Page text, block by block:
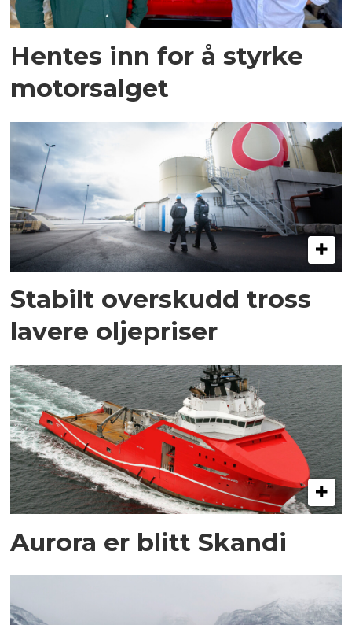
Hentes inn for å styrke
motorsalget
Stabilt overskudd tross
lavere oljepriser
Aurora er blitt Skandi